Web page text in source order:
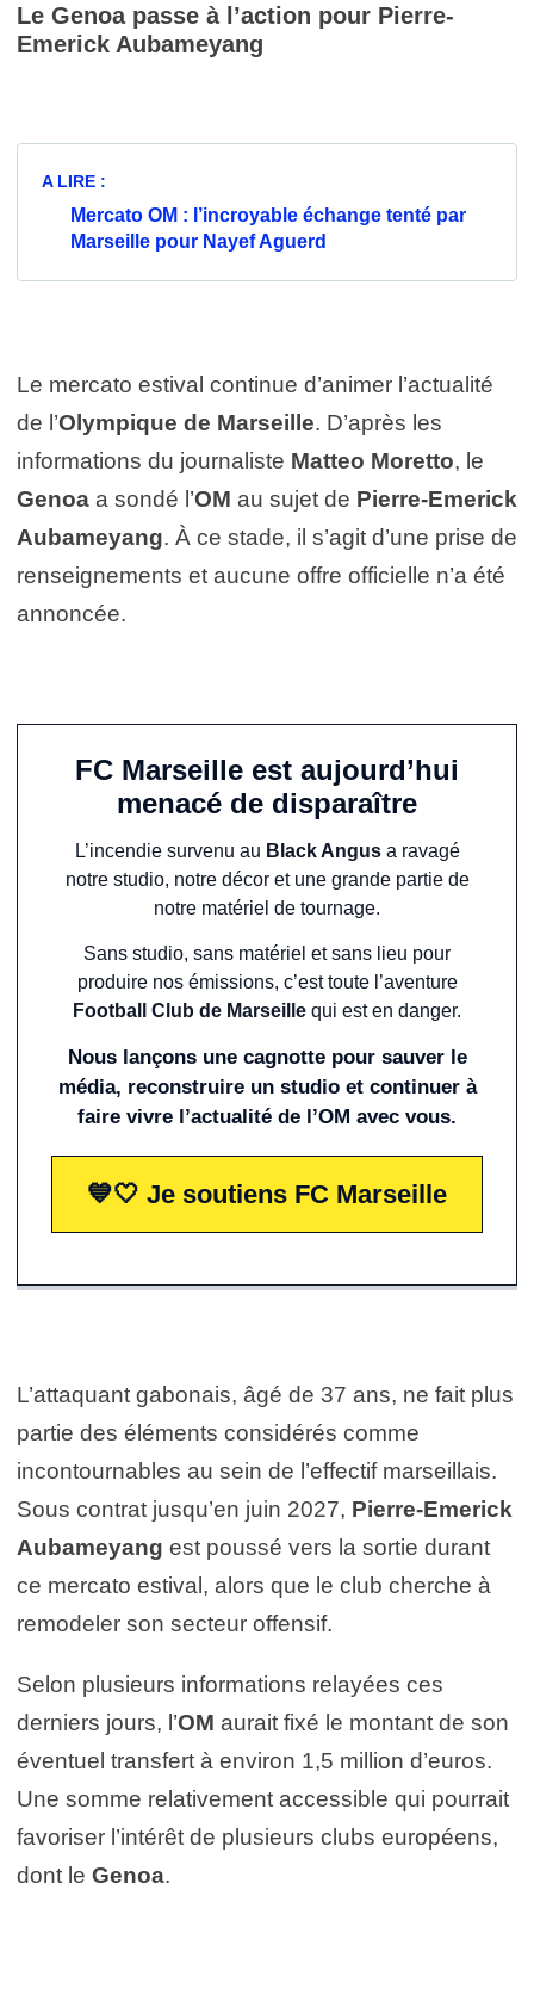
Le Genoa passe à l’action pour Pierre-
Emerick Aubameyang
A LIRE :
Mercato OM : l’incroyable échange tenté par
Marseille pour Nayef Aguerd
Le mercato estival continue d’animer l’actualité
de l’Olympique de Marseille. D’après les
informations du journaliste Matteo Moretto, le
Genoa a sondé l’OM au sujet de Pierre-Emerick
Aubameyang. À ce stade, il s’agit d’une prise de
renseignements et aucune offre officielle n’a été
annoncée.
FC Marseille est aujourd’hui
menacé de disparaître
L’incendie survenu au Black Angusa ravagé
notre studio, notre décor et une grande partie de
notre matériel de tournage.
Sans studio, sans matériel et sans lieu pour
produire nos émissions, c’est toute l’aventure
Football Club de Marseille qui est en danger.
Nous lançons une cagnotte pour sauver le
média, reconstruire un studio et continuer à
faire vivre l’actualité de l’OM avec vous.
💙🤍 Je soutiens FC Marseille
L’attaquant gabonais, âgé de 37 ans, ne fait plus
partie des éléments considérés comme
incontournables au sein de l’effectif marseillais.
Sous contrat jusqu’en juin 2027, Pierre-Emerick
Aubameyang est poussé vers la sortie durant
ce mercato estival, alors que le club cherche à
remodeler son secteur offensif.
Selon plusieurs informations relayées ces
derniers jours, l’OM aurait fixé le montant de son
éventuel transfert à environ 1,5 million d’euros.
Une somme relativement accessible qui pourrait
favoriser l’intérêt de plusieurs clubs européens,
dont le Genoa.